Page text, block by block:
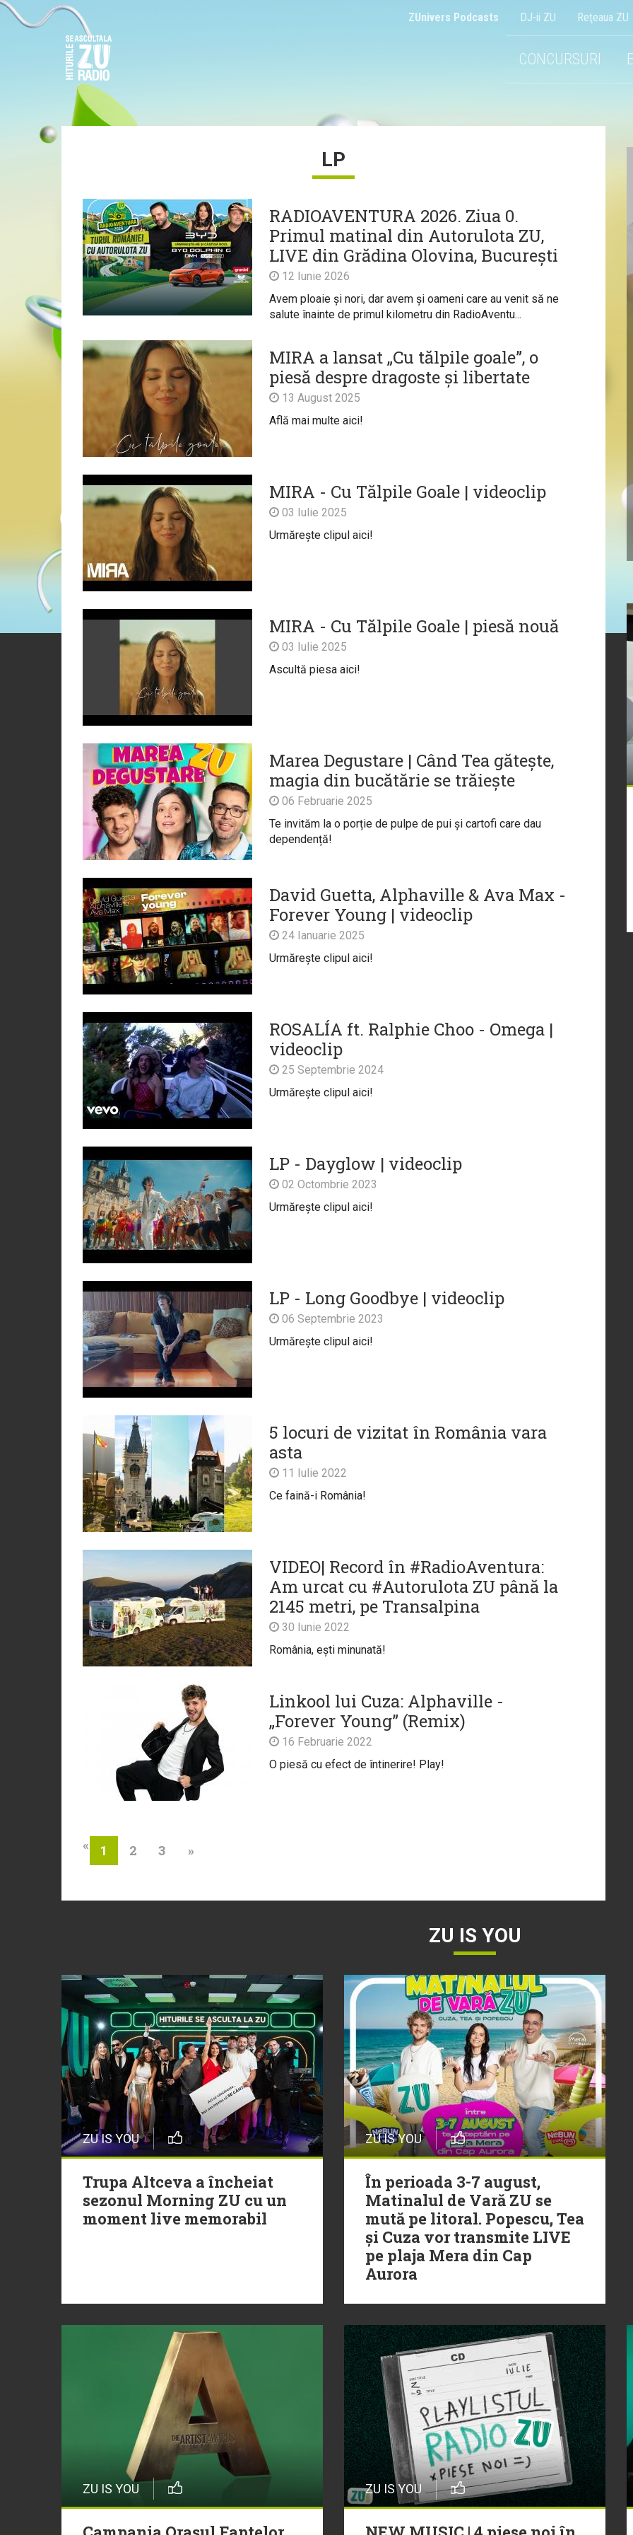
ZUnivers Podcasts DJ-ii ZU Reţeaua ZU
CONCURSURI
LP
RADIOAVENTURA 2026. Ziua 0.
Primul matinal din Autorulota ZU,
LIVE din Grădina Olovina, București
12 Iunie 2026
Avem ploaie și nori, dar avem și oameni care au venit să ne
salute înainte de primul kilometru din RadioAventu...
MIRA a lansat „Cu tălpile goale”, o
piesă despre dragoste și libertate
13 August 2025
Află mai multe aici!
MIRA - Cu Tălpile Goale | videoclip
03 Iulie 2025
Urmărește clipul aici!
MIRA - Cu Tălpile Goale | piesă nouă
03 Iulie 2025
Ascultă piesa aici!
Marea Degustare | Când Tea gătește,
magia din bucătărie se trăiește
06 Februarie 2025
Te invităm la o porție de pulpe de pui și cartofi care dau
dependență!
David Guetta, Alphaville & Ava Max -
Forever Young | videoclip
24 Ianuarie 2025
Urmărește clipul aici!
ROSALÍA ft. Ralphie Choo - Omega |
videoclip
25 Septembrie 2024
Urmărește clipul aici!
LP - Dayglow | videoclip
02 Octombrie 2023
Urmărește clipul aici!
LP - Long Goodbye | videoclip
06 Septembrie 2023
Urmărește clipul aici!
5 locuri de vizitat în România vara
asta
11 Iulie 2022
Ce faină-i România!
VIDEO| Record în #RadioAventura:
Am urcat cu #Autorulota ZU până la
2145 metri, pe Transalpina
30 Iunie 2022
România, ești minunată!
Linkool lui Cuza: Alphaville -
„Forever Young” (Remix)
16 Februarie 2022
O piesă cu efect de întinerire! Play!
« 1 2 3 »
ZU IS YOU
ZU IS YOU
Trupa Altceva a încheiat
sezonul Morning ZU cu un
moment live memorabil
ZU IS YOU
În perioada 3-7 august,
Matinalul de Vară ZU se
mută pe litoral. Popescu, Tea
și Cuza vor transmite LIVE
pe plaja Mera din Cap
Aurora
ZU IS YOU ZU IS YOU